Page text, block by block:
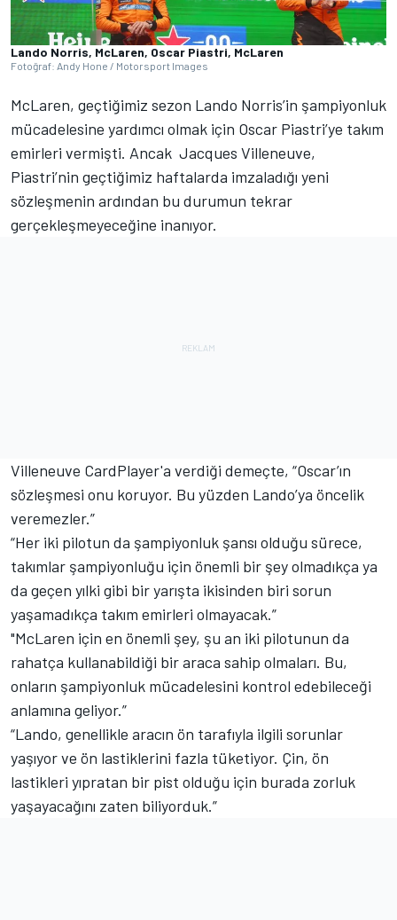
Lando Norris, McLaren, Oscar Piastri, McLaren
Fotoğraf: Andy Hone / Motorsport Images
McLaren, geçtiğimiz sezon Lando Norris’in şampiyonluk
mücadelesine yardımcı olmak için Oscar Piastri’ye takım
emirleri vermişti. Ancak Jacques Villeneuve,
Piastri’nin geçtiğimiz haftalarda imzaladığı yeni
sözleşmenin ardından bu durumun tekrar
gerçekleşmeyeceğine inanıyor.
Villeneuve CardPlayer'a verdiği demeçte, “Oscar’ın
sözleşmesi onu koruyor. Bu yüzden Lando’ya öncelik
veremezler.”
“Her iki pilotun da şampiyonluk şansı olduğu sürece,
takımlar şampiyonluğu için önemli bir şey olmadıkça ya
da geçen yılki gibi bir yarışta ikisinden biri sorun
yaşamadıkça takım emirleri olmayacak.”
"McLaren için en önemli şey, şu an iki pilotunun da
rahatça kullanabildiği bir araca sahip olmaları. Bu,
onların şampiyonluk mücadelesini kontrol edebileceği
anlamına geliyor.”
“Lando, genellikle aracın ön tarafıyla ilgili sorunlar
yaşıyor ve ön lastiklerini fazla tüketiyor. Çin, ön
lastikleri yıpratan bir pist olduğu için burada zorluk
yaşayacağını zaten biliyorduk.”